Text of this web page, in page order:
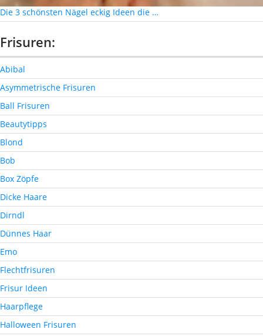
Die 3 schönsten Nägel eckig Ideen die …
Frisuren:
Abibal
Asymmetrische Frisuren
Ball Frisuren
Beautytipps
Blond
Bob
Box Zöpfe
Dicke Haare
Dirndl
Dünnes Haar
Emo
Flechtfrisuren
Frisur Ideen
Haarpflege
Halloween Frisuren